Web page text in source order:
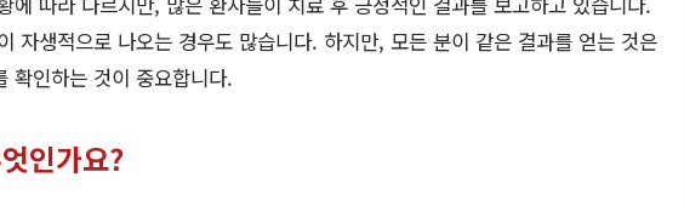
자생적으로 나오는 경우도 많습니다. 하지만, 모든 분이 같은 결과를 얻는 것은
확인하는 것이 중요합니다.
인가요?